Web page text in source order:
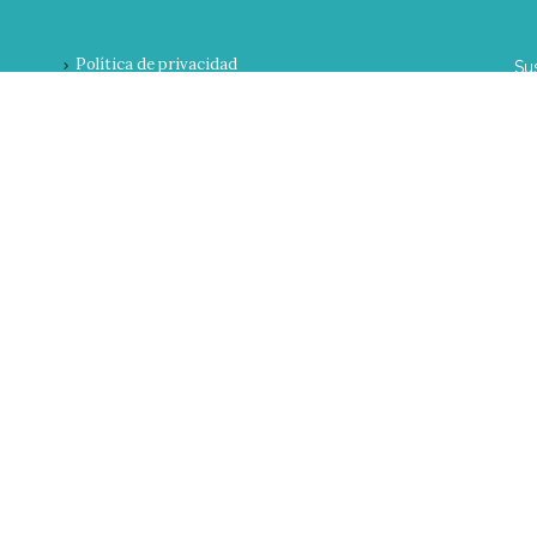
Política de privacidad